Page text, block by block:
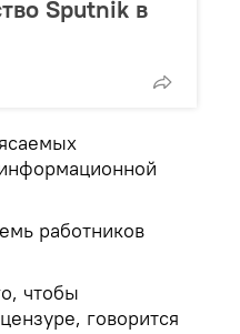
Sputnik в
работников
чтобы
говорится